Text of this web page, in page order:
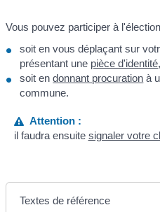
Vous pouvez participer à
soit en vous déplaçant sur
présentant une pièce d'identité,
soit endonnant procuration à
commune.
Attention :
il faudra ensuite signaler votre
Textes de référence